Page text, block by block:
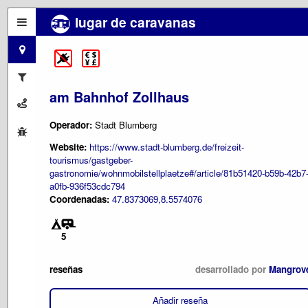
lugar de caravanas
am Bahnhof Zollhaus
Operador: Stadt Blumberg
Website: https://www.stadt-blumberg.de/freizeit-
tourismus/gastgeber-
gastronomie/wohnmobilstellplaetze#/article/81b51420-b59b-42b7-
a0fb-936f53cdc794
Coordenadas: 47.8373069,8.5574076
5
reseñas desarrollado por
Añadir reseña